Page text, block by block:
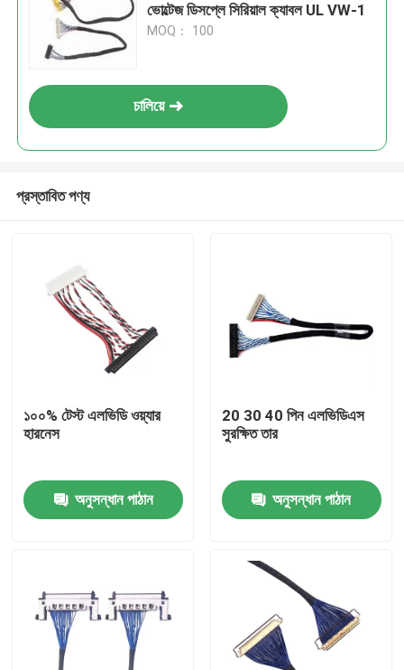
পণ্য
আমাদের সম্পর্কে
ভোল্টেজ ডিসপ্লে সিরিয়াল ক্যাবল UL VW-1
MOQ： 100
চালিয়ে
প্রস্তাবিত পণ্য
১০০% টেস্ট এলভিডি ওয়্যার
হারনেস
অনুসন্ধান পাঠান
20 30 40 পিন এলভিডিএস
সুরক্ষিত তার
অনুসন্ধান পাঠান